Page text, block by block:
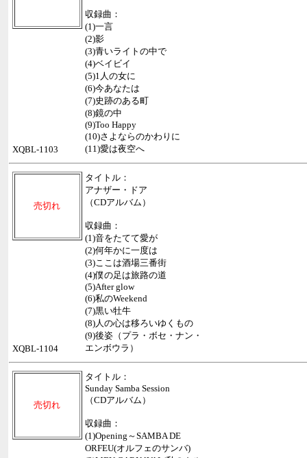
収録曲：
(1)一言
(2)影
(3)青いライトの中で
(4)ベイビイ
(5)1人の女に
(6)今あなたは
(7)史跡のある町
(8)鏡の中
(9)Too Happy
(10)さよならのかわりに
(11)愛は夜空へ
XQBL-1103
売切れ
タイトル：
アナザー・ドア
（CDアルバム）
収録曲：
(1)音をたてて愛が
(2)何年かに一度は
(3)ここは酒場三番街
(4)僕の足は旅路の道
(5)After glow
(6)私のWeekend
(7)黒い牡牛
(8)人の心は移ろいゆくもの
(9)後姿（プラ・ボセ・ナン・
エンボウラ）
XQBL-1104
売切れ
タイトル：
Sunday Samba Session
（CDアルバム）
収録曲：
(1)Opening～SAMBA DE
ORFEU(オルフェのサンバ)